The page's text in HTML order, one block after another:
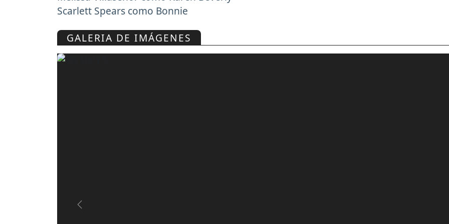
Scarlett Spears como Bonnie
GALERIA DE IMÁGENES
Previous